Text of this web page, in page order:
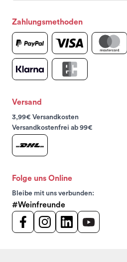
Zahlungsmethoden
Versand
3,99€ Versandkosten
Versandkostenfrei ab 99€
Folge uns Online
Bleibe mit uns verbunden:
#Weinfreunde